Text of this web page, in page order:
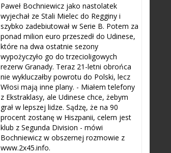
Paweł Bochniewicz jako nastolatek
wyjechał ze Stali Mielec do Regginy i
szybko zadebiutował w Serie B. Potem za
ponad milion euro przeszedł do Udinese,
które na dwa ostatnie sezony
wypożyczyło go do trzecioligowych
rezerw Granady. Teraz 21-letni obrońca
nie wykluczałby powrotu do Polski, lecz
Włosi mają inne plany. - Miałem telefony
z Ekstraklasy, ale Udinese chce, żebym
grał w lepszej lidze. Sądzę, że na 90
procent zostanę w Hiszpanii, celem jest
klub z Segunda Division - mówi
Bochniewicz w obszernej rozmowie z
www.2x45.info.